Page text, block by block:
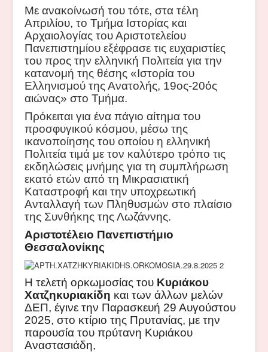
Με ανακοίνωσή του τότε, στα τέλη
Απριλίου, το Τμήμα Ιστορίας και
Αρχαιολογίας του Αριστοτελείου
Πανεπιστημίου εξέφρασε τις ευχαριστίες
του προς την ελληνική Πολιτεία για την
κατανομή της θέσης «Ιστορία του
Ελληνισμού της Ανατολής, 19ος-20ός
αιώνας» στο Τμήμα.
Πρόκειται για ένα πάγιο αίτημα του
προσφυγικού κόσμου, μέσω της
ικανοποίησης του οποίου η ελληνική
Πολιτεία τιμά με τον καλύτερο τρόπο τις
εκδηλώσεις μνήμης για τη συμπλήρωση
εκατό ετών από τη Μικρασιατική
Καταστροφή και την υποχρεωτική
Ανταλλαγή των Πληθυσμών στο πλαίσιο
της Συνθήκης της Λωζάννης.
Αριστοτέλειο Πανεπιστήμιο
Θεσσαλονίκης
Η τελετή ορκωμοσίας του Κυριάκου
Χατζηκυριακίδη και των άλλων μελών
ΔΕΠ, έγινε την Παρασκευή 29 Αυγούστου
2025, στο κτίριο της Πρυτανίας, με την
παρουσία του πρύτανη Κυριάκου
Αναστασιάδη,